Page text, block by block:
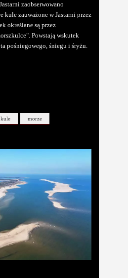
zaobserwowano
kule zauważone w Jastarni przez
określane są przez
Powstają wskutek
pośniegowego, śniegu i śryżu.
morze